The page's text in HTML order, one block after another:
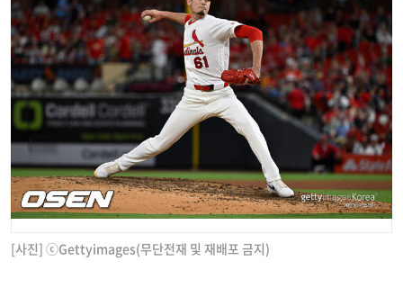
[사진] ⓒGettyimages(무단전재 및 재배포 금지)